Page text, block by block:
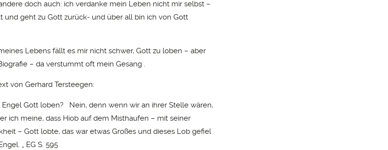
doch auch: ich verdanke mein Leben nicht mir selbst –
und geht zu Gott zurück- und über all bin ich von Gott
Lebens fällt es mir nicht schwer, Gott zu loben – aber
– da verstummt oft mein Gesang .
von Gerhard Tersteegen:
Engel Gott loben? Nein, denn wenn wir an ihrer Stelle wären,
ich meine, dass Hiob auf dem Misthaufen – mit seiner
– Gott lobte, das war etwas Großes und dieses Lob gefiel
„ EG S. 595